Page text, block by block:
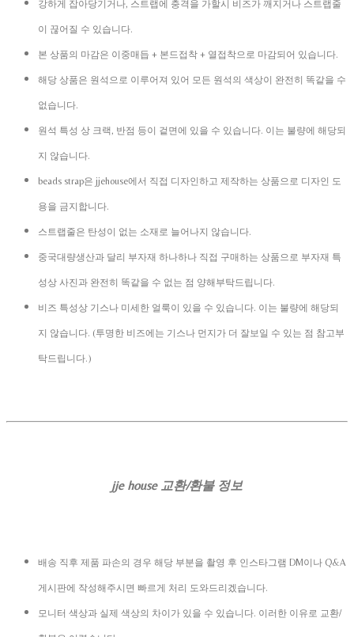
강하게 잡아당기거나, 스트랩에 충격을 가할시 비즈가 깨지거나 스트랩줄
이 끊어질 수 있습니다.
본 상품의 마감은 이중매듭 + 본드접착 + 열접착으로 마감되어 있습니다.
해당 상품은 원석으로 이루어져 있어 모든 원석의 색상이 완전히 똑같을 수
없습니다.
원석 특성 상 크랙, 반점 등이 겉면에 있을 수 있습니다. 이는 불량에 해당되
지 않습니다.
beads strap은 jjehouse에서 직접 디자인하고 제작하는 상품으로 디자인 도
용을 금지합니다.
스트랩줄은 탄성이 없는 소재로 늘어나지 않습니다.
중국대량생산과 달리 부자재 하나하나 직접 구매하는 상품으로 부자재 특
성상 사진과 완전히 똑같을 수 없는 점 양해부탁드립니다.
비즈 특성상 기스나 미세한 얼룩이 있을 수 있습니다. 이는 불량에 해당되
지 않습니다. (투명한 비즈에는 기스나 먼지가 더 잘보일 수 있는 점 참고부
탁드립니다.)
jje house 교환/환불 정보
배송 직후 제품 파손의 경우 해당 부분을 촬영 후 인스타그램 DM이나 Q&A
게시판에 작성해주시면 빠르게 처리 도와드리겠습니다.
모니터 색상과 실제 색상의 차이가 있을 수 있습니다. 이러한 이유로 교환/